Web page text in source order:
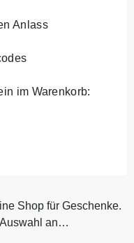
Anlass
im Warenkorb:
Shop für Geschenke.
an